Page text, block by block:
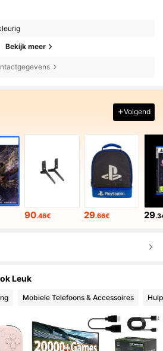
Bekijk meer
Volgend
90.46€ 29.66€ 29
Leuk
Mobiele Telefoons & Accessoires